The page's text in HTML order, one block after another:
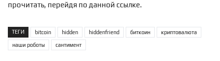
прочитать, перейдя по данной ссылке.
ТЕГИ bitcoin hidden hiddenfriend биткоин криптовалюта
наши роботы сантимент